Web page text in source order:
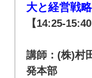
大と経営戦
【14:25-15:40
講師：(株)村
発本部